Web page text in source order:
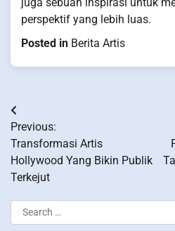
perspektif yang lebih luas.
Posted in Berita Artis
Post
navigation
Previous:
Transformasi Artis
Hollywood Yang Bikin Publik
Terkejut
Search
for: